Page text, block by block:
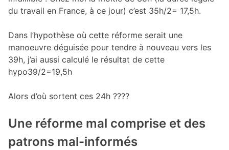
du travail en France, à ce jour) c’est 35h/2= 17,5h.
Dans l’hypothèse où cette réforme serait une
manoeuvre déguisée pour tendre à nouveau vers les
39h, j’ai aussi calculé le résultat de cette
hypo39/2=19,5h
Alors d’où sortent ces 24h ????
Une réforme mal comprise et des
patrons mal-informés